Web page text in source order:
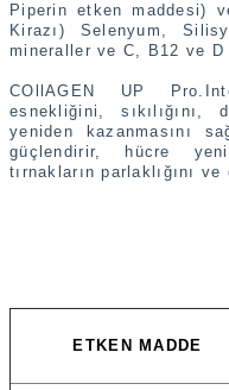
Piperin etken maddesi)
Kirazı) Selenyum,
mineraller ve C, B12 ve
COllAGEN UP
esnekliğini, sıkılığını,
yeniden kazanmasını
güçlendirir, hücre
tırnakların parlaklığını
ETKEN MADDE